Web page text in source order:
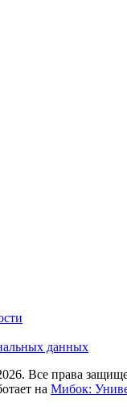
данных
Все права
на Мибок: